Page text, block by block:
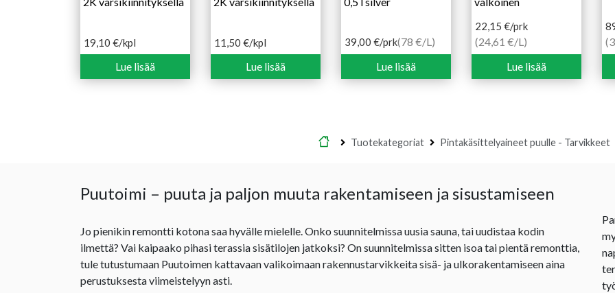
19,10 €/kpl
Lue lisää
11,50 €/kpl
Lue lisää
39,00 €/prk(78 €/L)
Lue lisää
22,15 €/prk
(24,61 €/L)
Lue lisää
Etusivu
Tuotekategoriat Pintakäsittelyaineet puulle - Tarvikkeet
Puutoimi – puuta ja paljon muuta rakentamiseen ja sisustamiseen
Jo pienikin remontti kotona saa hyvälle mielelle. Onko suunnitelmissa uusia sauna, tai uudistaa kodin
ilmettä? Vai kaipaako pihasi terassia sisätilojen jatkoksi? On suunnitelmissa sitten isoa tai pientä remonttia,
tule tutustumaan Puutoimen kattavaan valikoimaan rakennustarvikkeita sisä- ja ulkorakentamiseen aina
perustuksesta viimeistelyyn asti.